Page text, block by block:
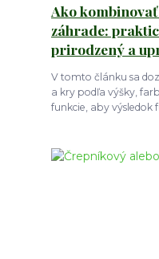
Ako
záhrade:
prirodzený a
V tomto článku sa
a kry podľa výšky,
funkcie, aby výsledok